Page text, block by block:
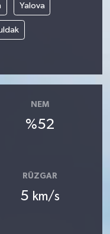
Yalova
NEM
%52
RÜZGAR
5 km/s